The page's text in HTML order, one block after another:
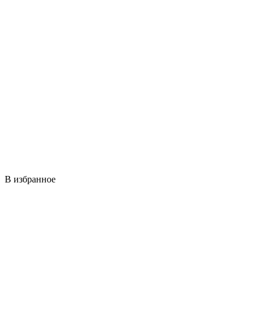
В избранное